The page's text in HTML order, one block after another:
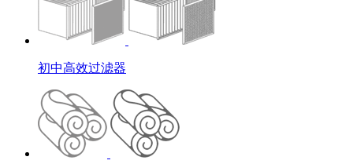
初中高效过滤器